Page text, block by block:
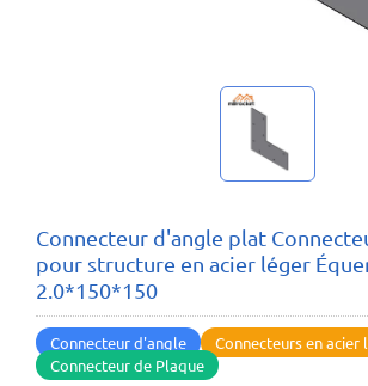
Connecteur d'angle plat
pour structure en acier léger
2.0*150*150
Connecteur d'angle
Connecteurs en acier
Connecteur de Plaque